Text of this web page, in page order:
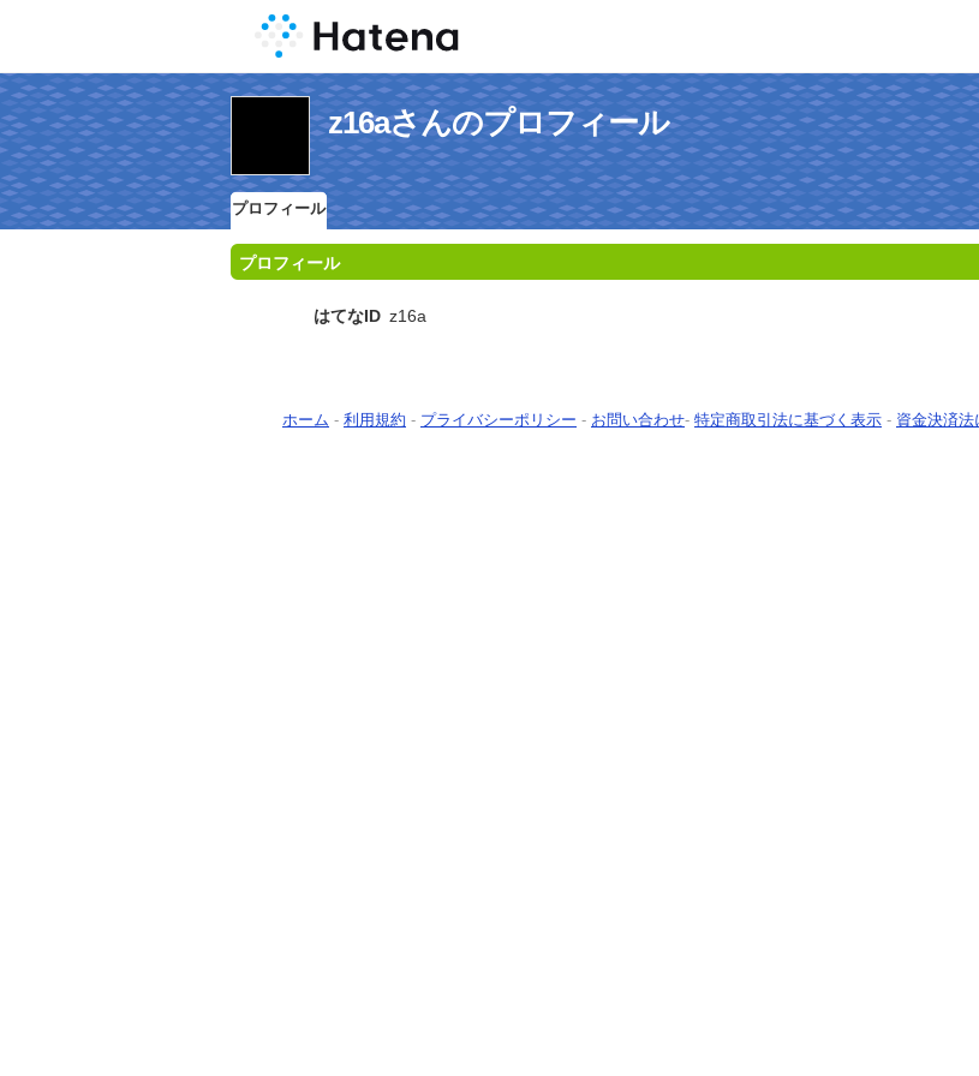
z16aさんのプロフィール
プロフィール
プロフィール
はてなID z16a
ホーム - 利用規約 - プライバシーポリシー - お問い合わせ- 特定商取引法に基づく表示 - 資金決済